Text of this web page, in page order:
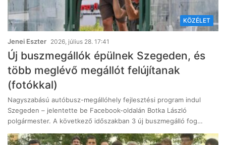
KÖZÉLET
Jenei Eszter 2026, július 28. 17:41
Új buszmegállók épülnek Szegeden, és
több meglévő megállót felújítanak
(fotókkal)
Nagyszabású autóbusz-megállóhely fejlesztési program indul
Szegeden – jelentette be Facebook-oldalán Botka László
polgármester. A következő időszakban 3 új buszmegálló fog…